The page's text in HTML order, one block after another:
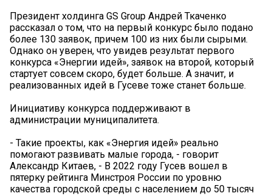
Президент холдинга GS Group Андрей Ткаченко
рассказал о том, что на первый конкурс было подано
более 130 заявок, причем 100 из них были сырыми.
Однако он уверен, что увидев результат первого
конкурса «Энергии идей», заявок на второй, который
стартует совсем скоро, будет больше. А значит, и
реализованных идей в Гусеве тоже станет больше.
Инициативу конкурса поддерживают в
администрации муниципалитета.
- Такие проекты, как «Энергия идей» реально
помогают развивать малые города, - говорит
Александр Китаев, - В 2022 году Гусев вошел в
пятерку рейтинга Минстроя России по уровню
качества городской среды с населением до 50 тысяч